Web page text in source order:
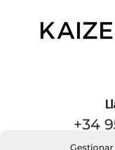
Gestionar
+34